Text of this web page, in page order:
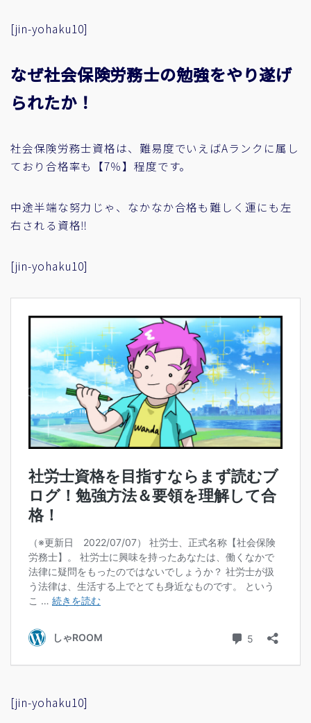
[jin-yohaku10]
なぜ社会保険労務士の勉強をやり遂げ
られたか！
社会保険労務士資格は、難易度でいえばAランクに属し
ており合格率も【7％】程度です。
中途半端な努力じゃ、なかなか合格も難しく運にも左
右される資格‼
[jin-yohaku10]
[jin-yohaku10]